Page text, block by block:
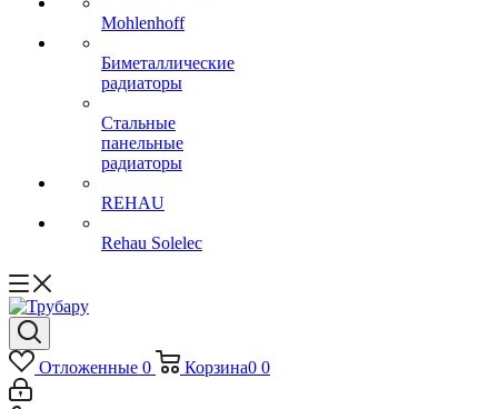
Mohlenhoff
Биметаллические
радиаторы
Стальные
панельные
радиаторы
REHAU
Rehau Solelec
Отложенные 0 Корзина0 0